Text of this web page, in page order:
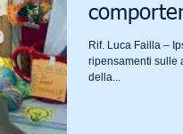
Rif. Luca Failla –
ripensamenti sulle
della...